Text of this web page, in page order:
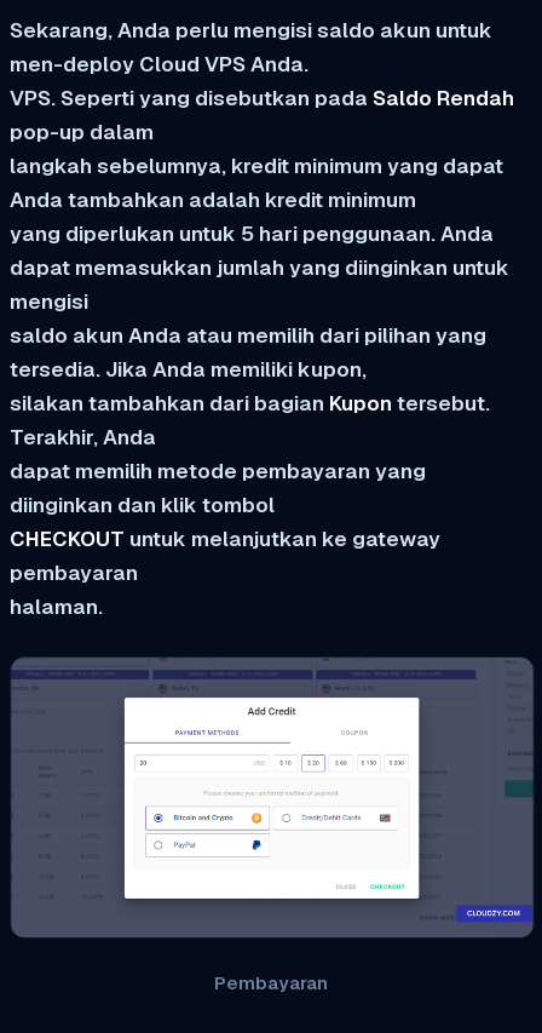
Sekarang, Anda perlu mengisi saldo akun untuk
men-deploy Cloud VPS Anda.
VPS. Seperti yang disebutkan pada Saldo Rendah
pop-up dalam
langkah sebelumnya, kredit minimum yang dapat
Anda tambahkan adalah kredit minimum
yang diperlukan untuk 5 hari penggunaan. Anda
dapat memasukkan jumlah yang diinginkan untuk
mengisi
saldo akun Anda atau memilih dari pilihan yang
tersedia. Jika Anda memiliki kupon,
silakan tambahkan dari bagian Kupon tersebut.
Terakhir, Anda
dapat memilih metode pembayaran yang
diinginkan dan klik tombol
CHECKOUT untuk melanjutkan ke gateway
pembayaran
halaman.
Pembayaran